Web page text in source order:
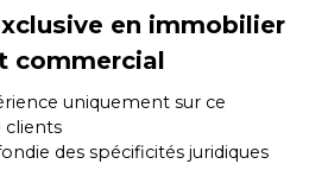
en immobilier
commercial
uniquement sur ce
clients
des spécificités juridiques